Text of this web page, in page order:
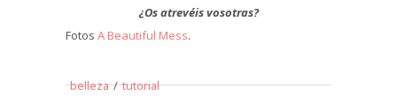
¿Os atrevéis vosotras?
Fotos A Beautiful Mess.
belleza / tutorial